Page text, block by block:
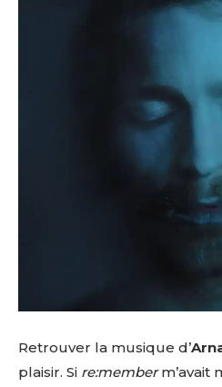
Retrouver la musique d’
plaisir. Si re:memberm’avait